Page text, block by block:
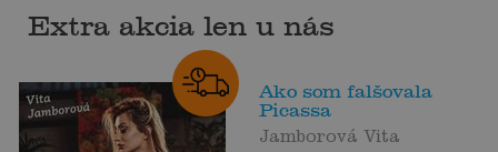
Extra akcia len u nás
Ako som falšovala
Picassa
Jamborová Vita